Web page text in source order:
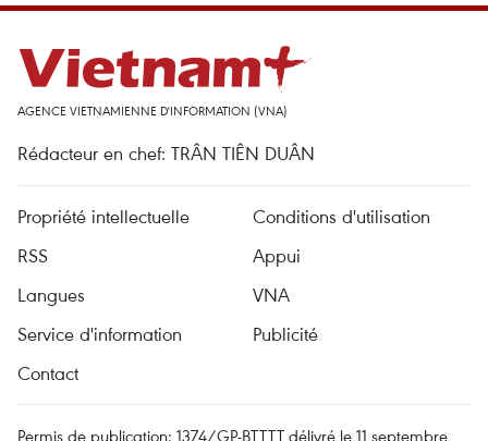
AGENCE VIETNAMIENNE D'INFORMATION (VNA)
Rédacteur en chef: TRÂN TIÊN DUÂN
Propriété intellectuelle
Conditions d'utilisation
RSS
Appui
Langues
VNA
Service d'information
Publicité
Contact
Permis de publication: 1374/GP-BTTTT délivré le 11 septembre